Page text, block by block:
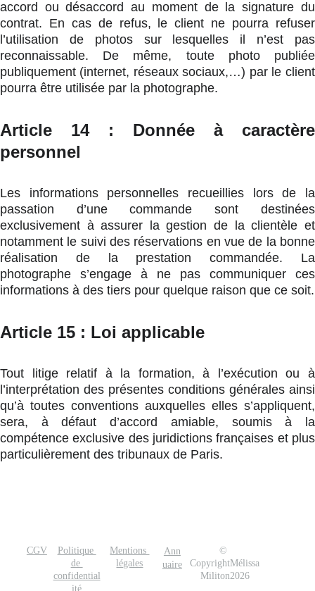
accord ou désaccord au moment de la signature du
contrat. En cas de refus, le client ne pourra refuser
l’utilisation de photos sur lesquelles il n’est pas
reconnaissable. De même, toute photo publiée
publiquement (internet, réseaux sociaux,…) par le client
pourra être utilisée par la photographe.
Article 14 : Donnée à caractère
personnel
Les informations personnelles recueillies lors de la
passation d’une commande sont destinées
exclusivement à assurer la gestion de la clientèle et
notamment le suivi des réservations en vue de la bonne
réalisation de la prestation commandée. La
photographe s’engage à ne pas communiquer ces
informations à des tiers pour quelque raison que ce soit.
Article 15 : Loi applicable
Tout litige relatif à la formation, à l’exécution ou à
l’interprétation des présentes conditions générales ainsi
qu’à toutes conventions auxquelles elles s’appliquent,
sera, à défaut d’accord amiable, soumis à la
compétence exclusive des juridictions françaises et plus
particulièrement des tribunaux de Paris.
©
CopyrightMélissa
Militon2026
Politique
de
confidential
ité
Mentions
légales
CGV
Ann
uaire